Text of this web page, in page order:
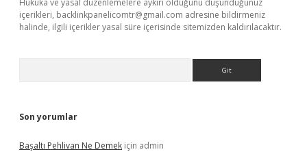
Hukuka ve yasal düzenlemelere aykırı olduğunu düşündüğünüz
içerikleri, backlinkpanelicomtr@gmail.com adresine bildirmeniz
halinde, ilgili içerikler yasal süre içerisinde sitemizden kaldırılacaktır.
Son yorumlar
Başaltı Pehlivan Ne Demek için admin